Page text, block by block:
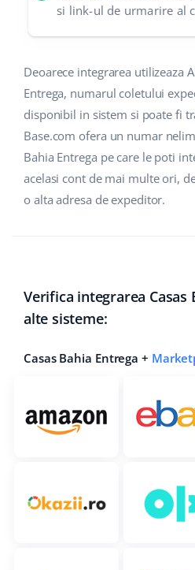
português (BR)
si link-ul de urmarire al
Deoarece integrarea utilizeaza
Entrega, numarul coletului
disponibil in sistem si poate fi
Base.com ofera un numar
Bahia Entrega pe care le poti
acelasi cont de mai multe ori,
o alta adresa de expeditor.
Verifica integrarea Casas
alte sisteme:
Casas Bahia Entrega +